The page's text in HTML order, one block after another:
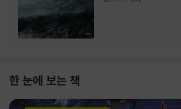
한 눈에 보는 책